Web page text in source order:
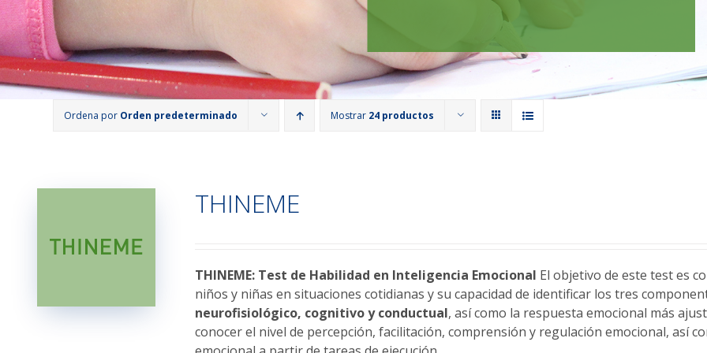
Ordena por Orden predeterminado Mostrar 24 productos
THINEME
THINEME: Test de Habilidad en Inteligencia Emocional El objetivo de este test es
niños y niñas en situaciones cotidianas y su capacidad de identificar los tres
neurofisiológico, cognitivo y conductual, así como la respuesta emocional más
conocer el nivel de percepción, facilitación, comprensión y regulación emocional, así